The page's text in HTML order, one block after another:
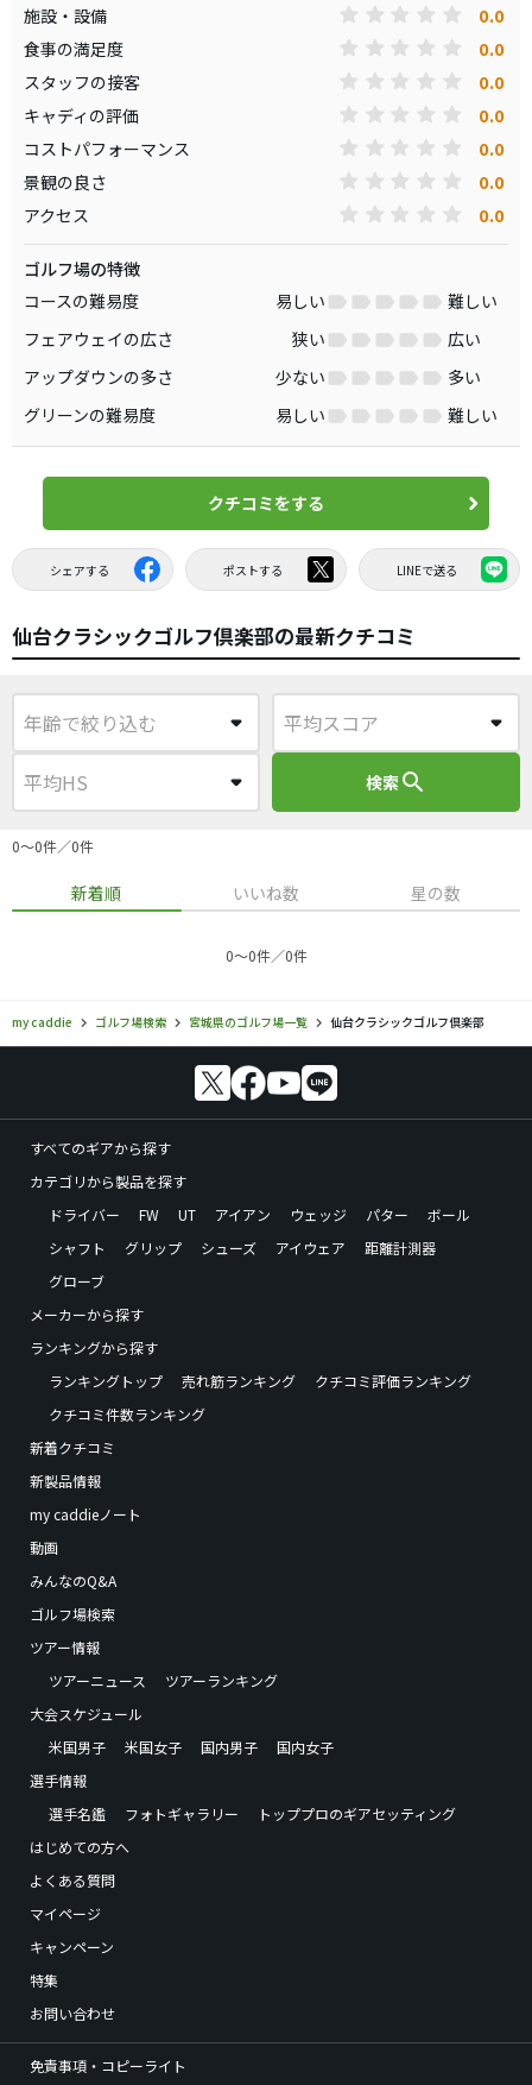
施設・設備 0.0
食事の満足度 0.0
スタッフの接客 0.0
キャディの評価 0.0
コストパフォーマンス 0.0
景観の良さ 0.0
アクセス 0.0
ゴルフ場の特徴
コースの難易度
易しい
難しい
フェアウェイの広さ
狭い
広い
アップダウンの多さ
少ない
多い
グリーンの難易度
易しい 難しい
クチコミをする
シェアする ポストする LINEで送る
仙台クラシックゴルフ倶楽部の最新クチコミ
検索search
0〜0件／0件
新着順 いいね数 星の数
0〜0件／0件
my caddie ゴルフ場検索 宮城県のゴルフ場一覧 仙台クラシックゴルフ倶楽部
すべてのギアから探す
カテゴリから製品を探す
ドライバー
FW UT アイアン ウェッジ パター
ボール
シャフト
グリップ シューズ アイウェア
距離計測器
グローブ
メーカーから探す
ランキングから探す
ランキングトップ
売れ筋ランキング
クチコミ評価ランキング
クチコミ件数ランキング
新着クチコミ
新製品情報
my caddieノート
動画
みんなのQ&A
ゴルフ場検索
ツアー情報
ツアーニュース
ツアーランキング
大会スケジュール
米国男子
米国女子 国内男子
国内女子
選手情報
選手名鑑
フォトギャラリー
トッププロのギアセッティング
はじめての方へ
よくある質問
マイページ
キャンペーン
特集
お問い合わせ
免責事項・コピーライト